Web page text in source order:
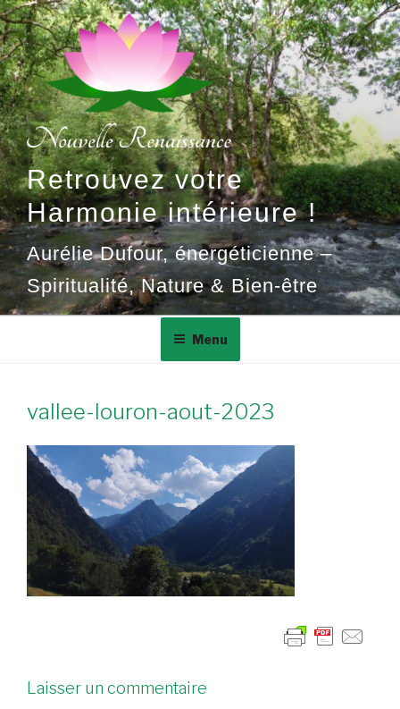
Aller
au
contenu
principal
Retrouvez votre
Harmonie intérieure !
Aurélie Dufour, énergéticienne –
Spiritualité, Nature & Bien-être
Menu
vallee-louron-aout-2023
Laisser un commentaire